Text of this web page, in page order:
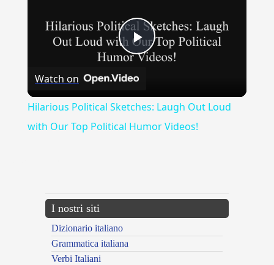
Play
Watch on
Hilarious Political Sketches: Laugh Out Loud
with Our Top Political Humor Videos!
I nostri siti
Dizionario italiano
Grammatica italiana
Verbi Italiani